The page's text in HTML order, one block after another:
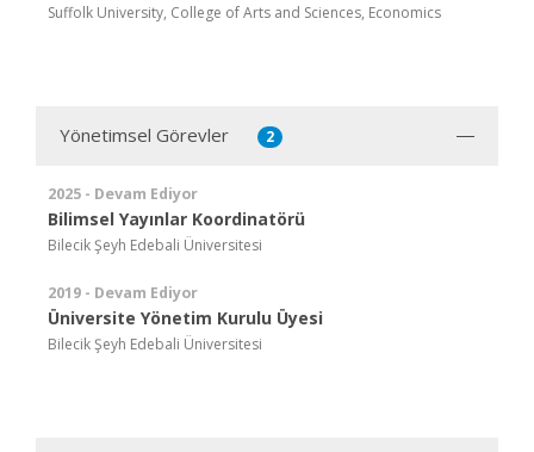
Suffolk University, College of Arts and Sciences, Economics
Yönetimsel Görevler 2
2025 - Devam Ediyor
Bilimsel Yayınlar Koordinatörü
Bilecik Şeyh Edebali Üniversitesi
2019 - Devam Ediyor
Üniversite Yönetim Kurulu Üyesi
Bilecik Şeyh Edebali Üniversitesi